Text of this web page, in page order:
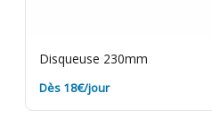
Disqueuse 230mm
Dès 18€/jour